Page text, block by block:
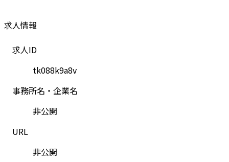
求人情報
求人ID
tk088k9a8v
事務所名・企業名
非公開
URL
非公開